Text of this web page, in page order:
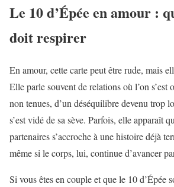
Le 10 d’Épée en amour :
doit respirer
En amour, cette carte peut être rude, mais
Elle parle souvent de relations où l’on s’est
non tenues, d’un déséquilibre devenu trop
s’est vidé de sa sève. Parfois, elle apparaît
partenaires s’accroche à une histoire déjà
même si le corps, lui, continue d’avancer
Si vous êtes en couple et que le 10 d’Épée